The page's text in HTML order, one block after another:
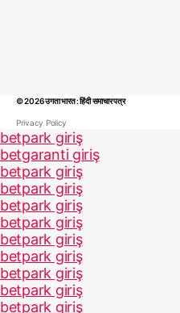
© 2026उगता भारत : हिंदी समाचार पत्र
Privacy Policy
betpark giriş
betgaranti giriş
betpark giriş
betpark giriş
betpark giriş
betpark giriş
betpark giriş
betpark giriş
betpark giriş
betpark giriş
betpark giriş